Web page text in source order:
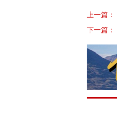
上一篇：
下一篇：